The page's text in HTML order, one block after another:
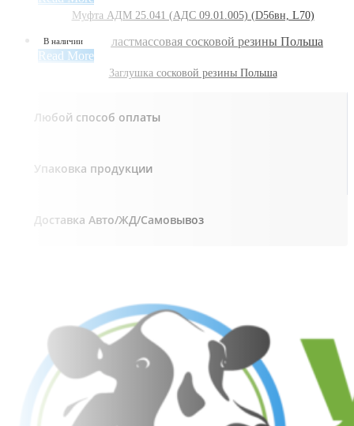
Муфта АДМ 25.041 (АДС 09.01.005) (D56вн, L70)
В наличии
Read More
Заглушка сосковой резины Польша
Любой способ оплаты
Упаковка продукции
Доставка Авто/ЖД/Самовывоз